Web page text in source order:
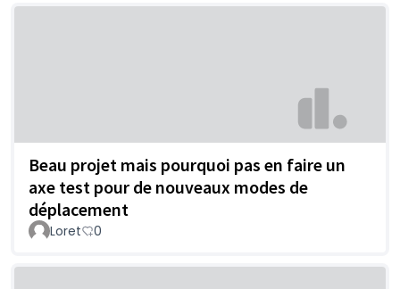
Beau projet mais pourquoi pas en faire un
axe test pour de nouveaux modes de
déplacement
Loret 0